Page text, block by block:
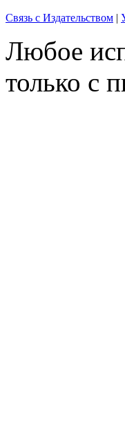
Связь с Издательством |
Любое
только с